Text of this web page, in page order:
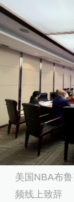
美国NBA布
频线上致辞